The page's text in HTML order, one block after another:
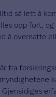
så lett å
opp fort,
å overnatte
fra